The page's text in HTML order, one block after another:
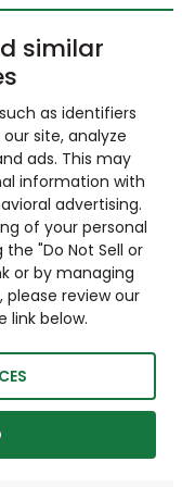
similar
as identifiers
site, analyze
ads. This may
information with
advertising.
of your personal
"Do Not Sell or
or by managing
please review our
link below.